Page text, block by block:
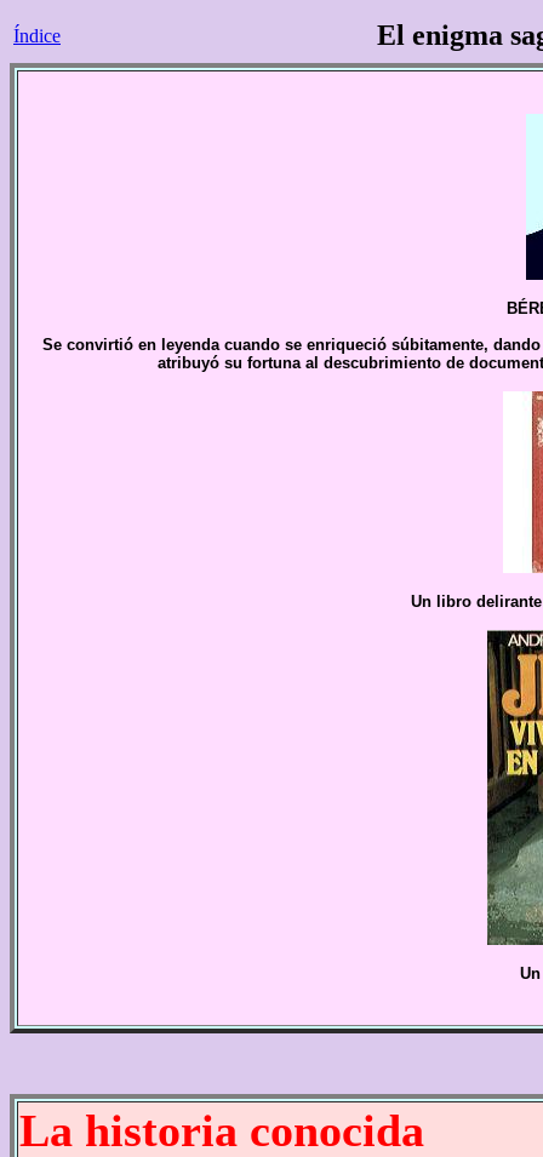
Índice El enigma
Se convirtió en leyenda cuando se enriqueció súbitamente,
atribuyó su fortuna al descubrimiento de
Un libro
La historia conocida